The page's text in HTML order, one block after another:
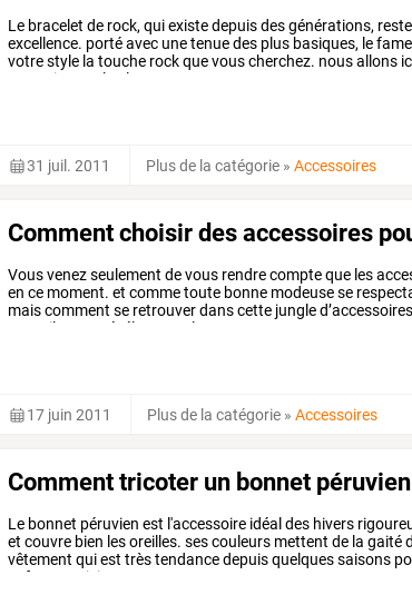
Le bracelet de rock,quiexistedepuisdesgénérations, reste
excellence. portéavec unetenuedes plus basiques, le
votrestyle la touche rockquevouscherchez. nousallons
aimerez le plus,
31 juil. 2011 Plus de la catégorie »Accessoires
Comment choisir des accessoires
Vousvenezseulement devous rendrecompteque les
en ce moment. et commetoute bonne modeusese
maiscomment se retrouverdanscette jungled’accessoires
conseils
révéler la
17 juin 2011 Plus de la catégorie »Accessoires
Comment tricoter un bonnet
Le bonnet péruvien est l'accessoire idéal des hivers
et couvre bien lesoreilles. sescouleurs mettent de la gaité
vêtement quiest trèstendancedepuisquelquessaisons
enfants.
voici